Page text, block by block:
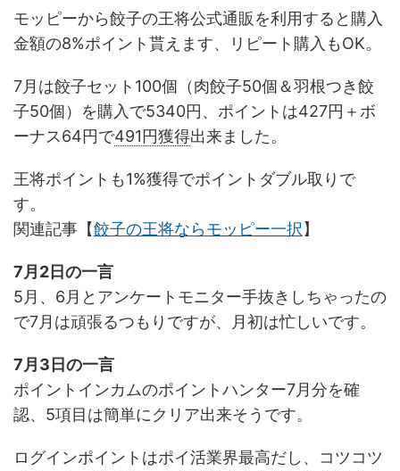
モッピーから餃子の王将公式通販を利用すると購入
金額の8%ポイント貰えます、リピート購入もOK。
7月は餃子セット100個（肉餃子50個＆羽根つき餃
子50個）を購入で5340円、ポイントは427円＋ボ
ーナス64円で491円獲得出来ました。
王将ポイントも1%獲得でポイントダブル取りで
す。
関連記事【餃子の王将ならモッピー一択】
7月2日の一言
5月、6月とアンケートモニター手抜きしちゃったの
で7月は頑張るつもりですが、月初は忙しいです。
7月3日の一言
ポイントインカムのポイントハンター7月分を確
認、5項目は簡単にクリア出来そうです。
ログインポイントはポイ活業界最高だし、コツコツ